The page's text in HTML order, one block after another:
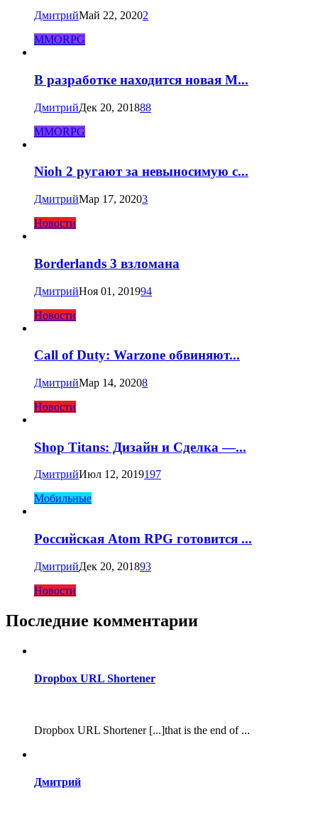
ДмитрийМай 22, 20202
MMORPG
В разработке находится новая M...
ДмитрийДек 20, 201888
MMORPG
Nioh 2 ругают за невыносимую с...
ДмитрийМар 17, 20203
Новости
Borderlands 3 взломана
ДмитрийНоя 01, 201994
Новости
Call of Duty: Warzone обвиняют...
ДмитрийМар 14, 20208
Новости
Shop Titans: Дизайн и Сделка —...
ДмитрийИюл 12, 2019197
Мобильные
Российская Atom RPG готовится ...
ДмитрийДек 20, 201893
Новости
Последние комментарии
Dropbox URL Shortener
Dropbox URL Shortener [...]that is the end of ...
Дмитрий